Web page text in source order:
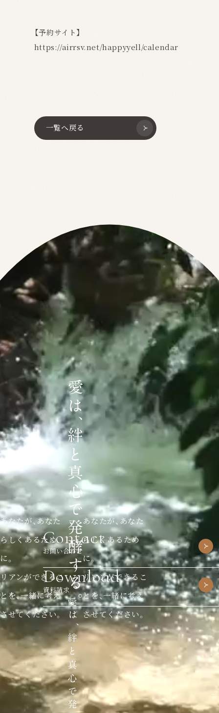
【予約サイト】
https://airrsv.net/happyyell/calendar
一覧へ戻る
あなたが、あなた
らしくあるため
に。
リアンができるこ
とを、一緒に考え
させてください。
あなたが、あなた
らしくあるため
に。
リアンができるこ
とを、一緒に考え
させてください。
Contact
お問い合わせ
Download
資料請求